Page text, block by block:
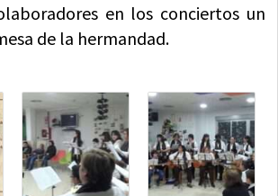
en los conciertos un
de la hermandad.